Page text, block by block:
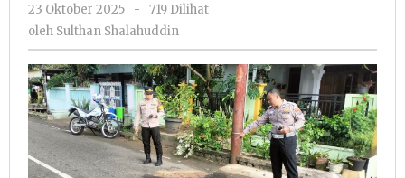
di
Pacitan
23 Oktober 2025
oleh
Sulthan
-
719 Dilihat
oleh Sulthan Shalahuddin